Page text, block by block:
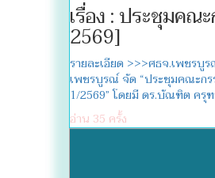
เรื่อง : ประชุมค
2569]
รายละเอียด >>>ศธจ.เพชรบู
เพชรบูรณ์ จัด “ประชุมคณะกร
1/2569” โดยมี ดร.บัณฑิต ครุ
อ่าน 35 ครั้ง